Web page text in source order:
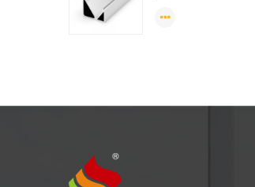
aluminium menées,